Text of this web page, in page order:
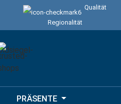
Qualität
Regionalität
PRÄSENTE